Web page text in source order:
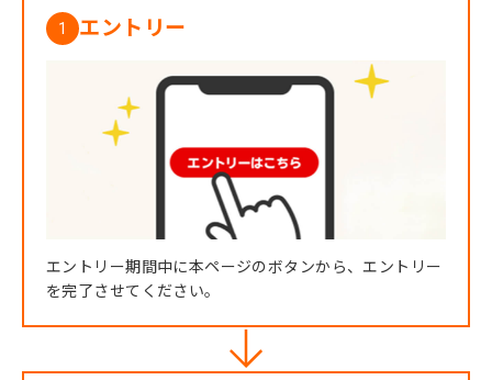
1 エントリー
エントリー期間中に本ページのボタンから、エントリー
を完了させてください。